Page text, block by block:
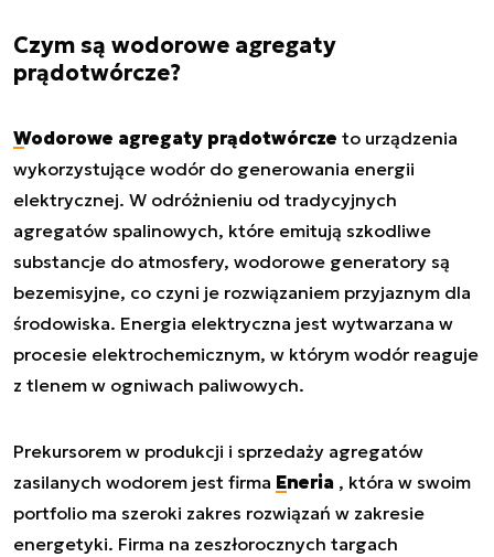
Czym są wodorowe agregaty
prądotwórcze?
Wodorowe agregaty prądotwórcze to urządzenia
wykorzystujące wodór do generowania energii
elektrycznej. W odróżnieniu od tradycyjnych
agregatów spalinowych, które emitują szkodliwe
substancje do atmosfery, wodorowe generatory są
bezemisyjne, co czyni je rozwiązaniem przyjaznym dla
środowiska. Energia elektryczna jest wytwarzana w
procesie elektrochemicznym, w którym wodór reaguje
z tlenem w ogniwach paliwowych.
Prekursorem w produkcji i sprzedaży agregatów
zasilanych wodorem jest firma Eneria , która w swoim
portfolio ma szeroki zakres rozwiązań w zakresie
energetyki. Firma na zeszłorocznych targach